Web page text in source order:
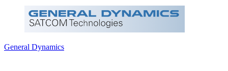
General Dynamics